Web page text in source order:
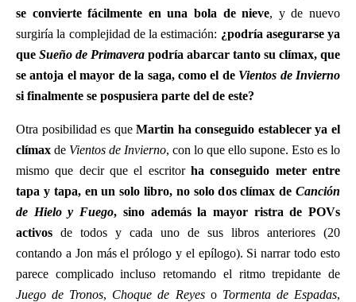
se convierte fácilmente en una bola de nieve, y de nuevo
surgiría la complejidad de la estimación: ¿podría asegurarse ya
que Sueño de Primavera podría abarcar tanto su clímax, que
se antoja el mayor de la saga, como el de Vientos de Invierno
si finalmente se pospusiera parte del de este?
Otra posibilidad es queMartin ha conseguido establecer ya el
clímax de Vientos de Invierno, con lo que ello supone. Esto es lo
mismo que decir que el escritor ha conseguido meter entre
tapa y tapa, en un solo libro, no solo dos clímax de Canción
de Hielo y Fuego, sino además la mayor ristra de POVs
activos de todos y cada uno de sus libros anteriores (20
contando a Jon más el prólogo y el epílogo). Si narrar todo esto
parece complicado incluso retomando el ritmo trepidante de
Juego de Tronos, Choque de Reyeso Tormenta de Espadas,